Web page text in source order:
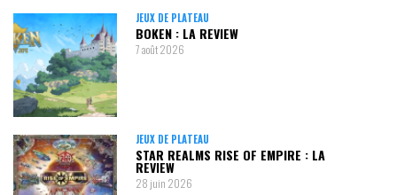
JEUX DE PLATEAU
BOKEN : LA REVIEW
7 août 2026
JEUX DE PLATEAU
STAR REALMS RISE OF EMPIRE : LA
REVIEW
28 juin 2026